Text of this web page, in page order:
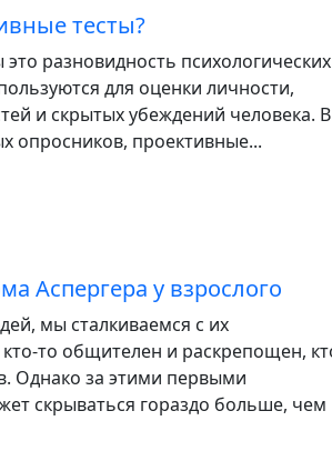
тесты?
разновидность психологических
для оценки личности,
и скрытых убеждений человека. В
опросников, проективные...
Аспергера у взрослого
мы сталкиваемся с их
то общителен и раскрепощен,
Однако за этими первыми
скрываться гораздо больше, чем